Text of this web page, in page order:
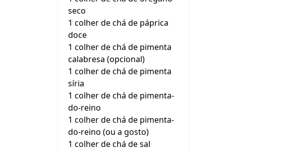
seco
1 colher de chá de páprica
doce
1 colher de chá de pimenta
calabresa (opcional)
1 colher de chá de pimenta
síria
1 colher de chá de pimenta-
do-reino
1 colher de chá de pimenta-
do-reino (ou a gosto)
1 colher de chá de sal